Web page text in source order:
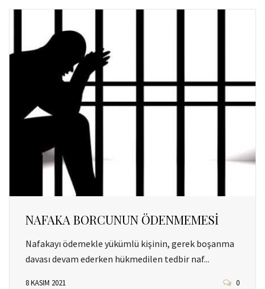
NAFAKA BORCUNUN ÖDENMEMESİ
Nafakayı ödemekle yükümlü kişinin, gerek boşanma
davası devam ederken hükmedilen tedbir naf...
8 KASIM 2021 0